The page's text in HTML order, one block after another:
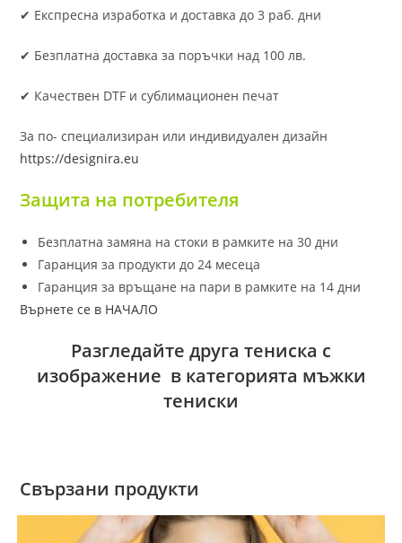
✔ Експресна изработка и доставка до 3 раб. дни
✔ Безплатна доставка за поръчки над 100 лв.
✔ Качествен DTF и сублимационен печат
За по- специализиран или индивидуален дизайн
https://designira.eu
Защита на потребителя
Безплатна замяна на стоки в рамките на 30 дни
Гаранция за продукти до 24 месеца
Гаранция за връщане на пари в рамките на 14 дни
Върнете се в НАЧАЛО
Разгледайте друга тениска с
изображение в категорията мъжки
тениски
Свързани продукти